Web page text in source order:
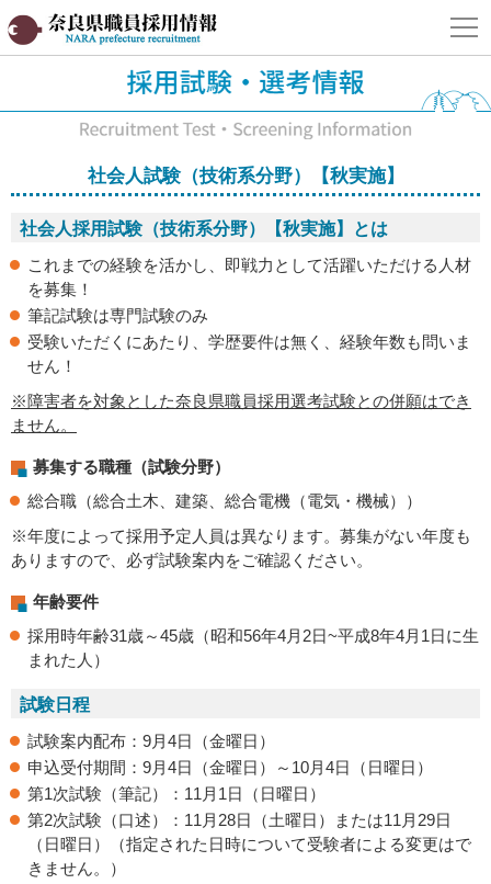
奈良県職員採用情報サイト
社会人試験（技術系分野）【秋実施】
社会人採用試験（技術系分野）【秋実施】とは
これまでの経験を活かし、即戦力として活躍いただける人材
を募集！
筆記試験は専門試験のみ
受験いただくにあたり、学歴要件は無く、経験年数も問いま
せん！
※障害者を対象とした奈良県職員採用選考試験との併願はでき
ません。
募集する職種（試験分野）
総合職（総合土木、建築、総合電機（電気・機械））
※年度によって採用予定人員は異なります。募集がない年度も
ありますので、必ず試験案内をご確認ください。
年齢要件
採用時年齢31歳～45歳（昭和56年4月2日~平成8年4月1日に生
まれた人）
試験日程
試験案内配布：9月4日（金曜日）
申込受付期間：9月4日（金曜日）～10月4日（日曜日）
第1次試験（筆記）：11月1日（日曜日）
第2次試験（口述）：11月28日（土曜日）または11月29日
（日曜日）（指定された日時について受験者による変更はで
きません。）